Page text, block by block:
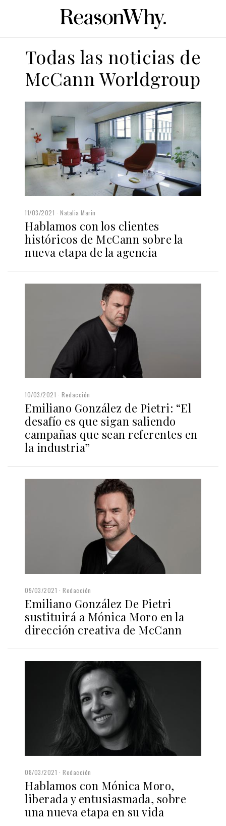
Todas las noticias de
McCann Worldgroup
11/03/2021 Natalia Marin
Hablamos con los clientes
históricos de McCann sobre la
nueva etapa de la agencia
10/03/2021 Redacción
Emiliano González de Pietri: “El
desafío es que sigan saliendo
campañas que sean referentes en
la industria”
09/03/2021 Redacción
Emiliano González De Pietri
sustituirá a Mónica Moro en la
dirección creativa de McCann
08/03/2021 Redacción
Hablamos con Mónica Moro,
liberada y entusiasmada, sobre
una nueva etapa en su vida